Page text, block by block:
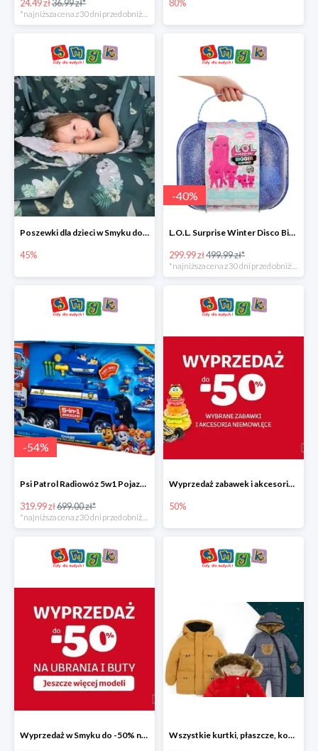
24.49 zł36.99 zł*
*najniższa cena z 30 dni przed obniżką
80%
Poszewki dla dzieci w Smyku do -45%
45%
-40%
L.O.L. Surprise Winter Disco Bigger Surprise Zestaw laleczek w walizce -40%
299.99 zł499.99 zł*
-54%
Psi Patrol Radiowóz 5w1 Pojazd ratunkowy z figurką Chase'a
319.99 zł699.00 zł*
Wyprzedaż zabawek i akcesoriów niemowlęcych w Smyku do -50%
50%
Wyprzedaż w Smyku do -50% na ubrania i buty Wszystkie kurtki, płaszcze, kombinezony i spodnie narciarskie -30%